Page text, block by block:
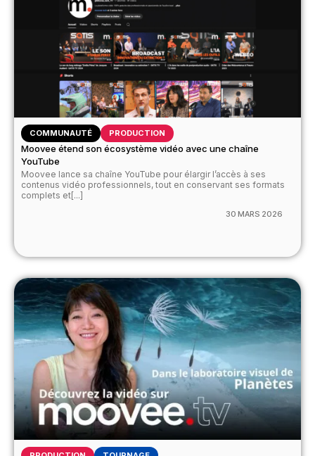
COMMUNAUTÉ PRODUCTION
Moovee étend son écosystème vidéo avec une chaîne
YouTube
Moovee lance sa chaîne YouTube pour élargir l’accès à ses
contenus vidéo professionnels, tout en conservant ses formats
complets et[...]
30 MARS 2026